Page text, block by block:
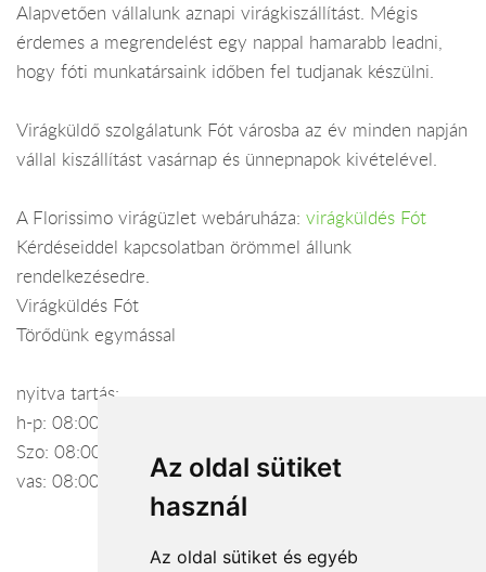
Az oldal sütiket
használ
Az oldal sütiket és egyéb
Alapvetően vállalunk aznapi virágkiszállítást. Mégis
érdemes a megrendelést egy nappal hamarabb leadni,
hogy fóti munkatársaink időben fel tudjanak készülni.
Virágküldő szolgálatunk Fót városba az év minden napján
vállal kiszállítást vasárnap és ünnepnapok kivételével.
A Florissimo virágüzlet webáruháza: virágküldés Fót
Kérdéseiddel kapcsolatban örömmel állunk
rendelkezésedre.
Virágküldés Fót
Törődünk egymással
nyitva tartás:
h-p: 08:00-18:00-18:00
Szo: 08:00-17:00
vas: 08:00-15:00